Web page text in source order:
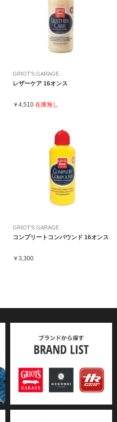
GRIOT'S GARAGE
レザーケア 16オンス
￥4,510 在庫無し
GRIOT'S GARAGE
コンプリートコンパウンド 16オンス
￥3,300